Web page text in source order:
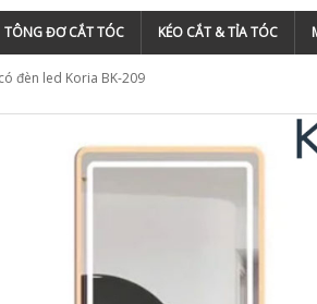
TÔNG ĐƠ CẮT TÓC KÉO CẮT & TỈA TÓC
đèn led Koria BK-209